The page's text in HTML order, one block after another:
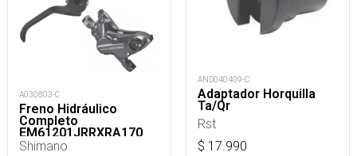
A030803-C
Freno Hidráulico
Completo
EM61201JRRXRA170
(Caja)
Shimano
AND040409-C
Adaptador Horquilla
Ta/Qr
Rst
$ 17.990